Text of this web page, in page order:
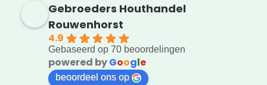
Gebroeders Houthandel
Rouwenhorst
4.9
Gebaseerd op 70 beoordelingen
powered byGoogle
beoordeel ons op